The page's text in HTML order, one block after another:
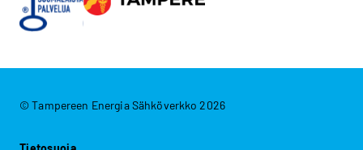
© Tampereen Energia Sähköverkko 2026